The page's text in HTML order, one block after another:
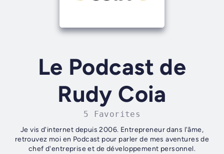
Le Podcast de
Rudy Coia
5 Favorites
Je vis d'internet depuis 2006. Entrepreneur dans l'âme,
retrouvez moi en Podcast pour parler de mes aventures de
chef d'entreprise et de développement personnel.